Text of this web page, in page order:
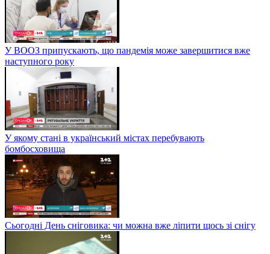
У ВООЗ припускають, що пандемія може завершитися вже
наступного року
У якому стані в український містах перебувають
бомбосховища
Сьогодні День сніговика: чи можна вже ліпити щось зі снігу